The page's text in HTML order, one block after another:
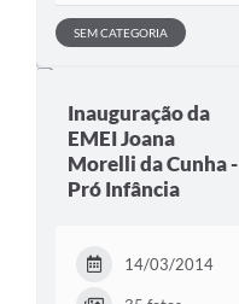
SEM CATEGORIA
Inauguração da
EMEI Joana
Morelli da Cunha -
Pró Infância
14/03/2014